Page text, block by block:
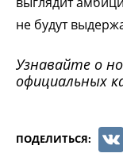
не будут
Узнавайте о
официальных
ПОДЕЛИТЬСЯ: